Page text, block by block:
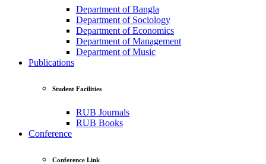
Department of Bangla
Department of Sociology
Department of Economics
Department of Management
Department of Music
Publications
Student Facilities
RUB Journals
RUB Books
Conference
Conference Link